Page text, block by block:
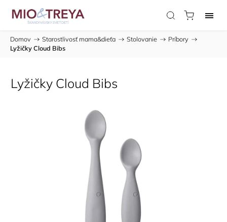
Domov / Starostlivosť mama&dieťa / Stolovanie / Príbory /
Lyžičky Cloud Bibs
Lyžičky Cloud Bibs